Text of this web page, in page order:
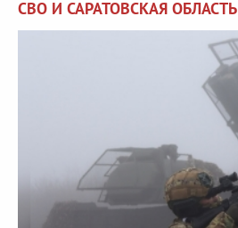
СВО И САРАТОВСКАЯ ОБЛАСТЬ